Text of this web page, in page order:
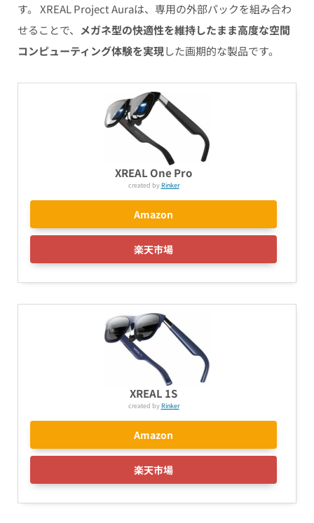
す。 XREAL Project Auraは、専用の外部パックを組み合わ
せることで、
メガネ型の快適性を維持したまま高度な空間
コンピューティング体験を実現した画期的な製品です。
XREAL One Pro
created byRinker
Amazon
楽天市場
XREAL 1S
created byRinker
Amazon
楽天市場